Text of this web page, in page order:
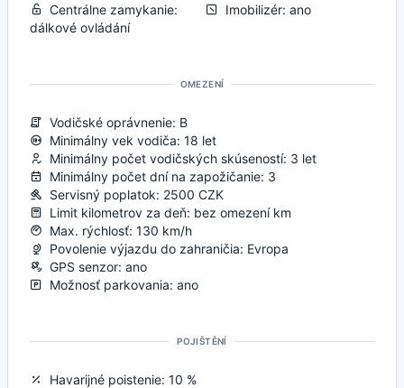
Centrálne zamykanie:
dálkové ovládání
Imobilizér: ano
OMEZENÍ
Vodičské oprávnenie: B
Minimálny vek vodiča: 18 let
Minimálny počet vodičských skúseností: 3 let
Minimálny počet dní na zapožičanie: 3
Servisný poplatok: 2500 CZK
Limit kilometrov za deň: bez omezení km
Max. rýchlosť: 130 km/h
Povolenie výjazdu do zahraničia: Evropa
GPS senzor: ano
Možnosť parkovania: ano
POJIŠTĚNÍ
Havarijné poistenie: 10 %